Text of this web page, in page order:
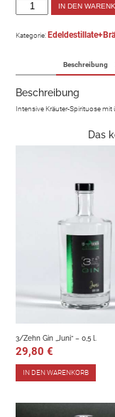
IN DEN
Kategorie:
Beschreibung
Beschreibung
Intensive Kräuter-Spirituose mit
Das
3/Zehn Gin „Juni“ – 0,5 l.
29,80€
IN DEN WARENKORB